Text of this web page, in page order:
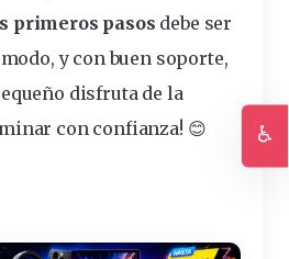
primeros pasos debe ser
y con buen soporte,
disfruta de la
con confianza! 😊
♿